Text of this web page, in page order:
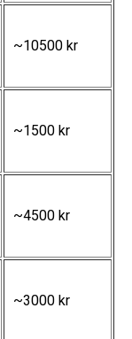
~10500 kr
~1500 kr
~4500 kr
~3000 kr